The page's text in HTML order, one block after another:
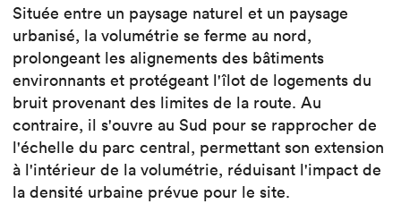
Située entre un paysage naturel et un paysage
urbanisé, la volumétrie se ferme au nord,
prolongeant les alignements des bâtiments
environnants et protégeant l'îlot de logements du
bruit provenant des limites de la route. Au
contraire, il s'ouvre au Sud pour se rapprocher de
l'échelle du parc central, permettant son extension
à l'intérieur de la volumétrie, réduisant l'impact de
la densité urbaine prévue pour le site.